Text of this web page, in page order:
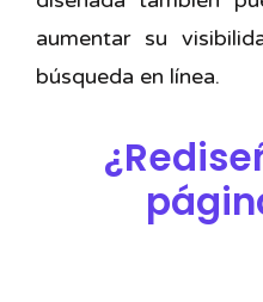
aumentar su
búsqueda en línea.